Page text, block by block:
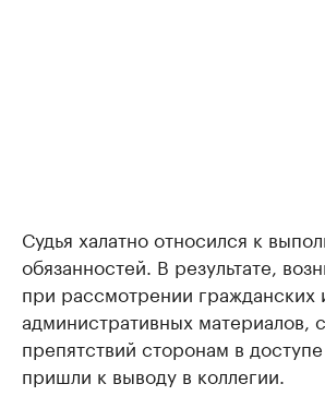
Судья халатно относился к
обязанностей. В результате,
при рассмотрении гражданских
административных материалов,
препятствий сторонам в
пришли к выводу в коллегии.